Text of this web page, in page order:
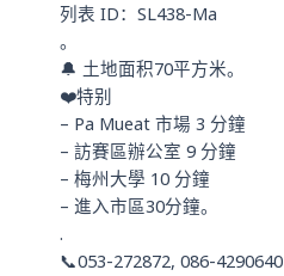
列表 ID：SL438-Ma
。
🔔 土地面积70平方米。
❤️特别
– Pa Mueat 市場 3 分鐘
– 訪賽區辦公室 9 分鐘
– 梅州大學 10 分鐘
– 進入市區30分鐘。
.
📞053-272872, 086-4290640